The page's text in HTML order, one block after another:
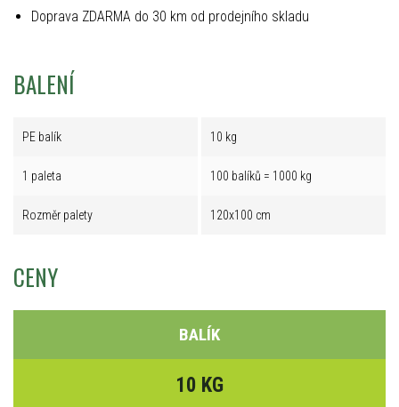
Doprava ZDARMA do 30 km od prodejního skladu
BALENÍ
PE balík 10 kg
1 paleta 100 balíků = 1000 kg
Rozměr palety 120x100 cm
CENY
BALÍK
10 KG